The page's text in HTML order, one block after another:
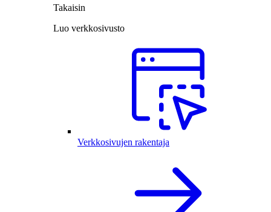
Takaisin
Luo verkkosivusto
Verkkosivujen rakentaja